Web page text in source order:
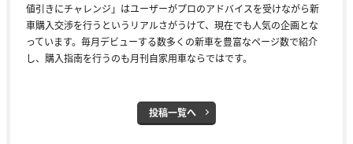
値引きにチャレンジ」はユーザーがプロのアドバイスを受けながら新
車購入交渉を行うというリアルさがうけて、現在でも人気の企画とな
っています。毎月デビューする数多くの新車を豊富なページ数で紹介
し、購入指南を行うのも月刊自家用車ならではです。
投稿一覧へ